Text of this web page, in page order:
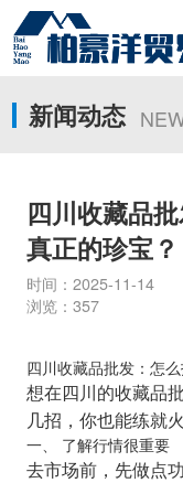
新闻动态
四川收藏品
真正的珍宝？
时间：2025-11-
浏览：357
四川收藏品批发：怎
想在四川的收藏品
几招，你也能练就
一、 了解行情很重要
去市场前，先做点